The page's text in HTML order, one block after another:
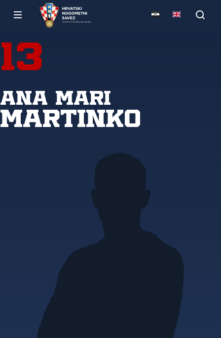
13
Ana Mari
Martinko